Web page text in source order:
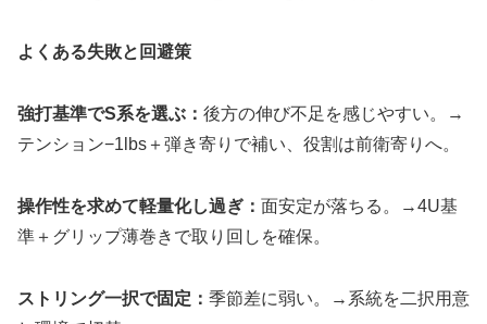
よくある失敗と回避策
強打基準でS系を選ぶ： 後方の伸び不足を感じやすい。→
テンション−1lbs＋弾き寄りで補い、役割は前衛寄りへ。
操作性を求めて軽量化し過ぎ： 面安定が落ちる。→4U基
準＋グリップ薄巻きで取り回しを確保。
ストリング一択で固定： 季節差に弱い。→系統を二択用意